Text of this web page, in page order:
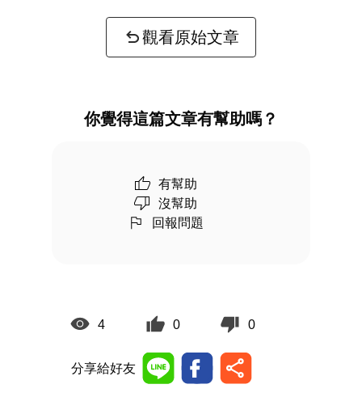
觀看原始文章
你覺得這篇文章有幫助嗎？
有幫助
沒幫助
回報問題
4 0 0
分享給好友